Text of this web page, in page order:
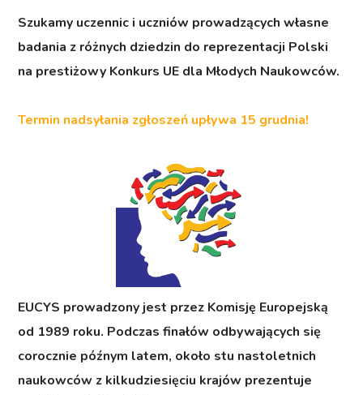
Szukamy uczennic i uczniów prowadzących własne
badania z różnych dziedzin do reprezentacji Polski
na prestiżowy Konkurs UE dla Młodych Naukowców.
Termin nadsyłania zgłoszeń upływa 15 grudnia!
EUCYS prowadzony jest przez Komisję Europejską
od 1989 roku. Podczas finałów odbywających się
corocznie późnym latem, około stu nastoletnich
naukowców z kilkudziesięciu krajów prezentuje